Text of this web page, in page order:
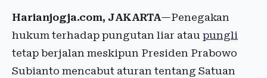
Harianjogja.com, JAKARTA—Penegakan
hukum terhadap pungutan liar atau pungli
tetap berjalan meskipun Presiden Prabowo
Subianto mencabut aturan tentang Satuan